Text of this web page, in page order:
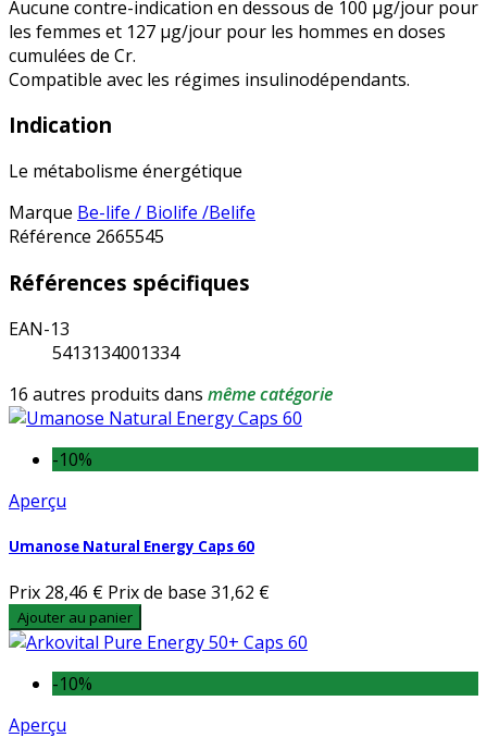
Aucune contre-indication en dessous de 100 µg/jour pour
les femmes et 127 µg/jour pour les hommes en doses
cumulées de Cr.
Compatible avec les régimes insulinodépendants.
Indication
Le métabolisme énergétique
Marque Be-life / Biolife /Belife
Référence 2665545
Références spécifiques
EAN-13
5413134001334
16 autres produits dans même catégorie
-10%
Aperçu
Umanose Natural Energy Caps 60
Prix 28,46 € Prix de base 31,62 €
Ajouter au panier
-10%
Aperçu